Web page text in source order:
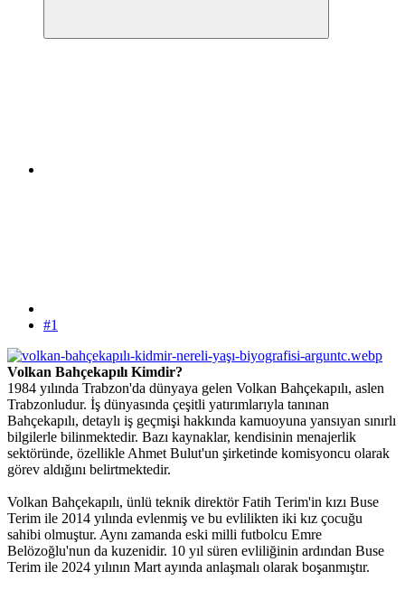
#1
Volkan Bahçekapılı Kimdir?
1984 yılında Trabzon'da dünyaya gelen Volkan Bahçekapılı, aslen
Trabzonludur. İş dünyasında çeşitli yatırımlarıyla tanınan
Bahçekapılı, detaylı iş geçmişi hakkında kamuoyuna yansıyan sınırlı
bilgilerle bilinmektedir. Bazı kaynaklar, kendisinin menajerlik
sektöründe, özellikle Ahmet Bulut'un şirketinde komisyoncu olarak
görev aldığını belirtmektedir.
Volkan Bahçekapılı, ünlü teknik direktör Fatih Terim'in kızı Buse
Terim ile 2014 yılında evlenmiş ve bu evlilikten iki kız çocuğu
sahibi olmuştur. Aynı zamanda eski milli futbolcu Emre
Belözoğlu'nun da kuzenidir. 10 yıl süren evliliğinin ardından Buse
Terim ile 2024 yılının Mart ayında anlaşmalı olarak boşanmıştır.